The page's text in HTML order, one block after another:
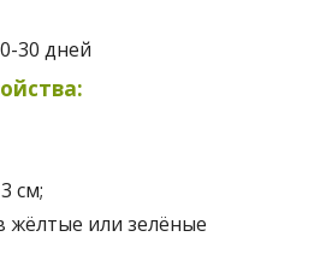
30 дней
см;
жёлтые или зелёные